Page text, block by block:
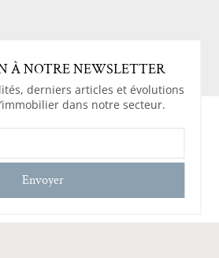
À NOTRE NEWSLETTER
derniers articles et évolutions
dans notre secteur.